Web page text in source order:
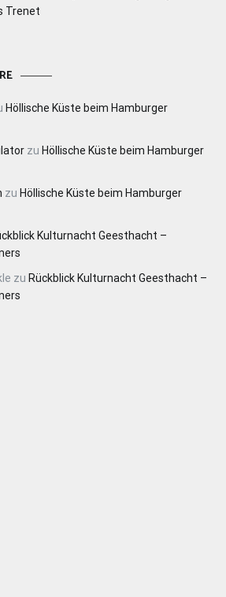
Trenet
Höllische Küste beim Hamburger
zu Höllische Küste beim Hamburger
zu Höllische Küste beim Hamburger
Kulturnacht Geesthacht –
zu Rückblick Kulturnacht Geesthacht –